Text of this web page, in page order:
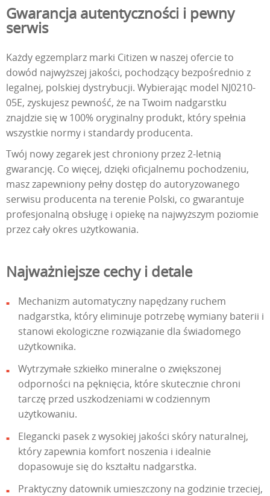
Gwarancja autentyczności i pewny
serwis
Każdy egzemplarz marki Citizen w naszej ofercie to
dowód najwyższej jakości, pochodzący bezpośrednio z
legalnej, polskiej dystrybucji. Wybierając model NJ0210-
05E, zyskujesz pewność, że na Twoim nadgarstku
znajdzie się w 100% oryginalny produkt, który spełnia
wszystkie normy i standardy producenta.
Twój nowy zegarek jest chroniony przez 2-letnią
gwarancję. Co więcej, dzięki oficjalnemu pochodzeniu,
masz zapewniony pełny dostęp do autoryzowanego
serwisu producenta na terenie Polski, co gwarantuje
profesjonalną obsługę i opiekę na najwyższym poziomie
przez cały okres użytkowania.
Najważniejsze cechy i detale
Mechanizm automatyczny napędzany ruchem
nadgarstka, który eliminuje potrzebę wymiany baterii i
stanowi ekologiczne rozwiązanie dla świadomego
użytkownika.
Wytrzymałe szkiełko mineralne o zwiększonej
odporności na pęknięcia, które skutecznie chroni
tarczę przed uszkodzeniami w codziennym
użytkowaniu.
Elegancki pasek z wysokiej jakości skóry naturalnej,
który zapewnia komfort noszenia i idealnie
dopasowuje się do kształtu nadgarstka.
Praktyczny datownik umieszczony na godzinie trzeciej,